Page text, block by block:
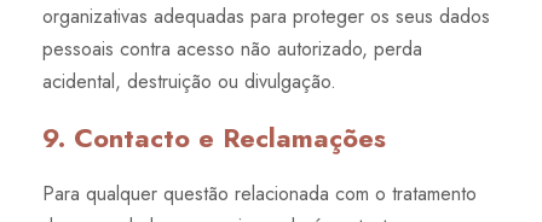
organizativas adequadas para proteger os seus dados
pessoais contra acesso não autorizado, perda
acidental, destruição ou divulgação.
9. Contacto e Reclamações
Para qualquer questão relacionada com o tratamento